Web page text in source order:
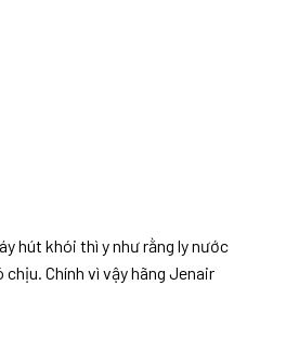
hút khói thì y như rằng ly nước
Chính vì vậy hãng Jenair